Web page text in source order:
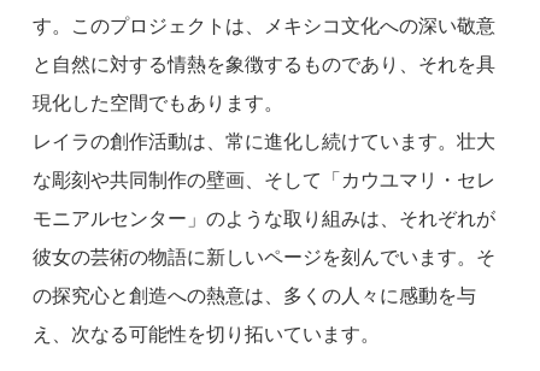
す。このプロジェクトは、メキシコ文化への深い敬意
と自然に対する情熱を象徴するものであり、それを具
現化した空間でもあります。
レイラの創作活動は、常に進化し続けています。壮大
な彫刻や共同制作の壁画、そして「カウユマリ・セレ
モニアルセンター」のような取り組みは、それぞれが
彼女の芸術の物語に新しいページを刻んでいます。そ
の探究心と創造への熱意は、多くの人々に感動を与
え、次なる可能性を切り拓いています。